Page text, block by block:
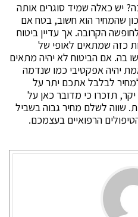
יש כאלה שמיד סוגרים אותה
שהמחיר הוא חשוב, בטח אם
הקרובה. אך עדיין ביטוח
כזה שמתאים לאופי של
בה. אם הביטוח לא יהיה מתאים
יהיה אפקטיבי כמו שנדמה
לבלבל אתכם יתר על
תזכרו כי מדובר כאן על
שווה לשלם מחיר גבוה בשביל
הרפואיים בעצמכם.